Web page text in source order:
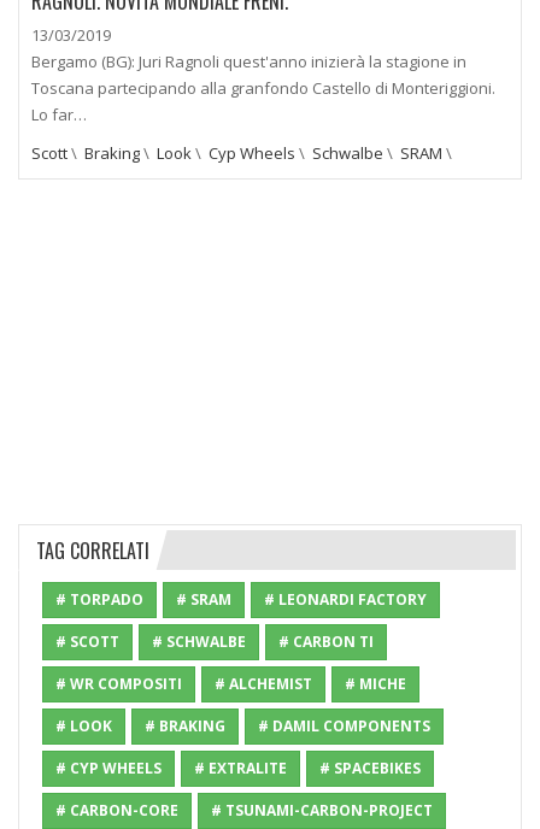
13/03/2019
Bergamo (BG): Juri Ragnoli quest'anno inizierà la stagione in
Toscana partecipando alla granfondo Castello di Monteriggioni.
Lo far…
Scott\ Braking\ Look \ Cyp Wheels \ Schwalbe \ SRAM \
TAG CORRELATI
# TORPADO # SRAM # LEONARDI FACTORY
# SCOTT # SCHWALBE # CARBON TI
# WR COMPOSITI # ALCHEMIST # MICHE
# LOOK # BRAKING # DAMIL COMPONENTS
# CYP WHEELS # EXTRALITE # SPACEBIKES
# CARBON-CORE # TSUNAMI-CARBON-PROJECT